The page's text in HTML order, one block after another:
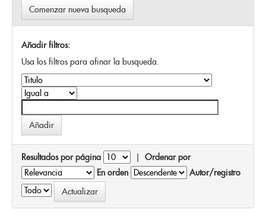
Comenzar nueva busqueda
Añadir filtros:
Usa los filtros para afinar la busqueda.
Resultados por página | Ordenar por
En orden
Autor/registro